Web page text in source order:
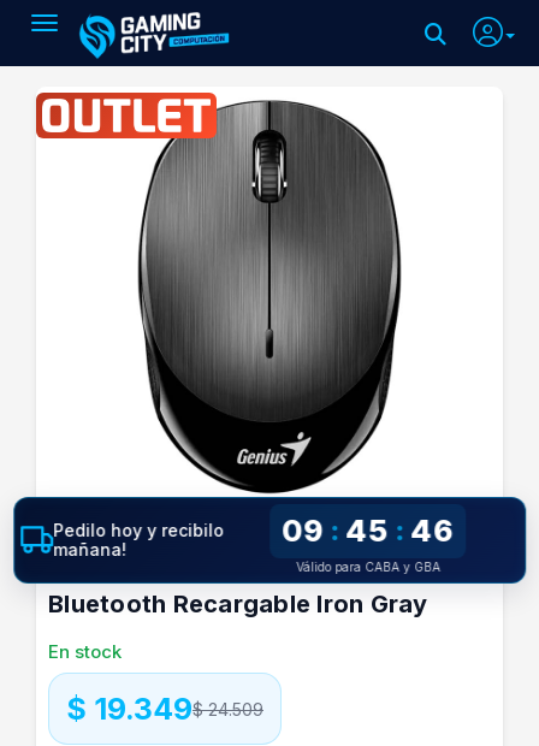
Toggle navigation
Outlet Mouse Genius Nx-9000Bt V2
Bluetooth Recargable Iron Gray
En stock
$ 24.509
$ 19.349
Pedilo hoy y recibilo
mañana!
09 : 45 : 45
Válido para CABA y GBA